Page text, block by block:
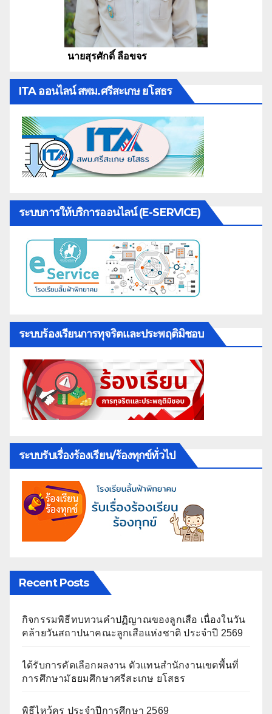
นายสุรศักดิ์ ลือขจร
ITA ออนไลน์ สพม.ศรีสะเกษ ยโสธร
ระบบการให้บริการออนไลน์ (E-SERVICE)
ระบบร้องเรียนการทุจริตและประพฤติมิชอบ
ระบบรับเรื่องร้องเรียน/ร้องทุกข์ทั่วไป
Recent Posts
กิจกรรมพิธีทบทวนคำปฏิญาณของลูกเสือ เนื่องในวัน
คล้ายวันสถาปนาคณะลูกเสือแห่งชาติ ประจำปี 2569
ได้รับการคัดเลือกผลงาน ตัวแทนสำนักงานเขตพื้นที่
การศึกษามัธยมศึกษาศรีสะเกษ ยโสธร
พิธีไหว้ครู ประจำปีการศึกษา 2569